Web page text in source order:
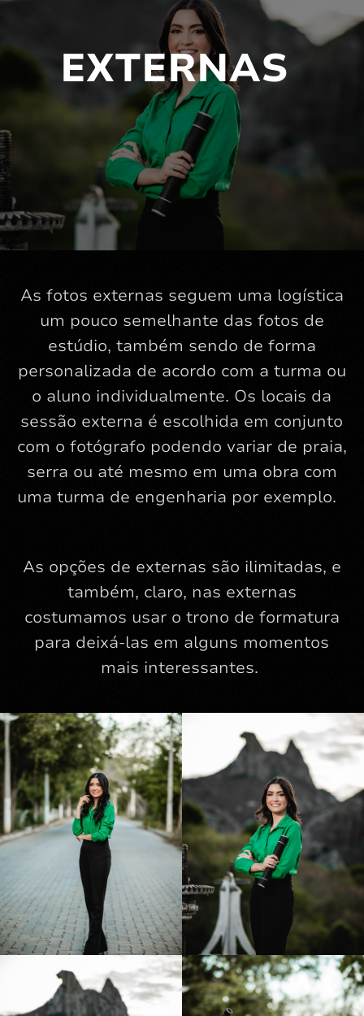
EXTERNAS
As fotos externas seguem uma logística
um pouco semelhante das fotos de
estúdio, também sendo de forma
personalizada de acordo com a turma ou
o aluno individualmente. Os locais da
sessão externa é escolhida em conjunto
com o fotógrafo podendo variar de praia,
serra ou até mesmo em uma obra com
uma turma de engenharia por exemplo.
As opções de externas são ilimitadas, e
também, claro, nas externas
costumamos usar o trono de formatura
para deixá-las em alguns momentos
mais interessantes.